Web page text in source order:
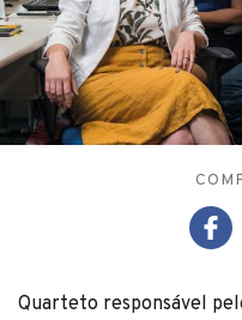
Quarteto responsável